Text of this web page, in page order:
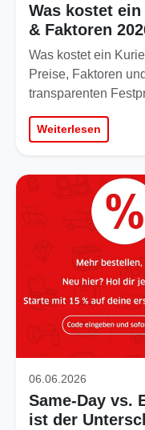
Was kostet
& Faktoren
Was kostet ein
Preise, Faktoren
transparenten
Weiterlesen
06.06.2026
Same-Day vs.
ist der